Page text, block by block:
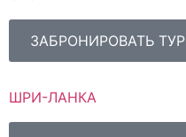
ЗАБРОНИРОВАТЬ ТУР
ШРИ-ЛАНКА